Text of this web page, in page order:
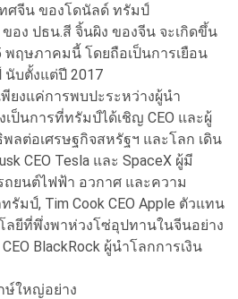
ทศจีน ของโดนัลด์ ทรัมป์
อง ปธน.สี จิ้นผิง ของจีน จะเกิดขึ้น
พฤษภาคมนี้ โดยถือเป็นการเยือน
บตั้งแต่ปี 2017
ยงแค่การพบปะระหว่างผู้นำ
ป็นการที่ทรัมป์ได้เชิญ CEO และผู้
ลต่อเศรษฐกิจสหรัฐฯ และโลก เดิน
CEO Tesla และ SpaceX ผู้มี
ยนต์ไฟฟ้า อวกาศ และความ
มป์, Tim Cook CEO Apple ตัวแทน
ยีที่พึ่งพาห่วงโซ่อุปทานในจีนอย่าง
BlackRock ผู้นำโลกการเงิน
ษ์ใหญ่อย่าง